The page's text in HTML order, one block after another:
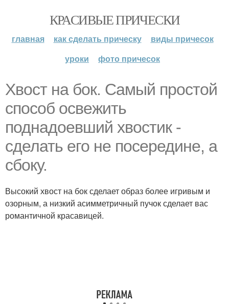
КРАСИВЫЕ ПРИЧЕСКИ
главная как сделать прическу
виды причесок
уроки
фото причесок
Хвост на бок. Самый простой
способ освежить
поднадоевший хвостик -
сделать его не посередине, а
сбоку.
Высокий хвост на бок сделает образ более игривым и
озорным, а низкий асимметричный пучок сделает вас
романтичной красавицей.